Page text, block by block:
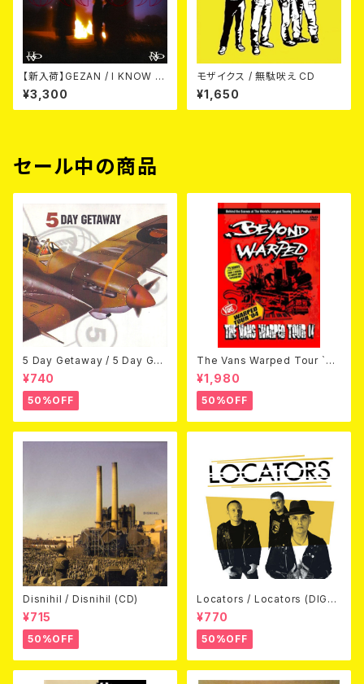
【新入荷】GEZAN / I KNOW H
OW NOW (CD)
¥3,300
モザイクス / 無駄吠え CD
¥1,650
セール中の商品
5 Day Getaway / 5 Day Get
away (CDEP)
¥740
50%OFF
The Vans Warped Tour `04
Beyond Warped (国内盤DV
D)
¥1,980
50%OFF
Disnihil / Disnihil (CD)
¥715
50%OFF
Locators / Locators (DIGPA
CK CD)
¥770
50%OFF